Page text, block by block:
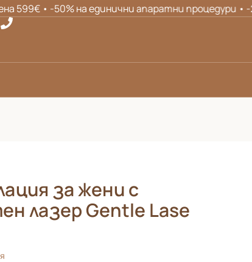
-50% на единични апаратни процедури • -20%
за жени с
лазер Gentle Lase